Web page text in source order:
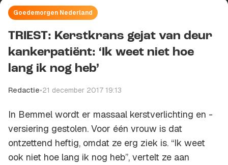
Goedemorgen Nederland
TRIEST: Kerstkrans gejat van deur
kankerpatiënt: ‘Ik weet niet hoe
lang ik nog heb’
Redactie•21 december 2017 19:13
In Bemmel wordt er massaal kerstverlichting en -
versiering gestolen. Voor één vrouw is dat
ontzettend heftig, omdat ze erg ziek is. “Ik weet
ook niet hoe lang ik nog heb”, vertelt ze aan